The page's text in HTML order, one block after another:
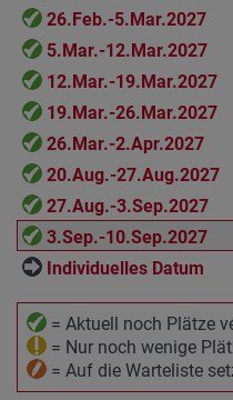
26.Feb.-5.Mar.2027
5.Mar.-12.Mar.2027
12.Mar.-19.Mar.2027
19.Mar.-26.Mar.2027
26.Mar.-2.Apr.2027
20.Aug.-27.Aug.2027
27.Aug.-3.Sep.2027
3.Sep.-10.Sep.2027
Individuelles Datum
= Aktuell noch Plätze
= Nur noch wenige
= Auf die Warteliste